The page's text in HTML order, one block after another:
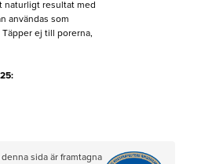
naturligt resultat med
användas som
ej till porerna,
sida är framtagna